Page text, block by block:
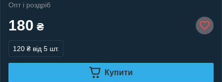
Опт і роздріб
180 ₴
120 ₴ від 5 шт.
Купити